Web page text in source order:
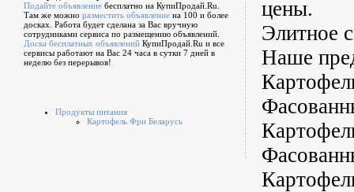
Подайте объявление бесплатно на КупиПродай.Ru.
Там же можно разместить объявление на 100 и более
досках. Работа будет сделана за Вас вручную
сотрудниками сервиса по размещению объявлений.
Доска бесплатных объявлений КупиПродай.Ru и все
сервисы работают на Вас 24 часа в сутки 7 дней в
неделю без перерывов!
Продукты питания
Картофель Фри Беларусь
цены.
Элитное
Наше